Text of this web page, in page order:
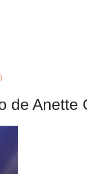
de Anette